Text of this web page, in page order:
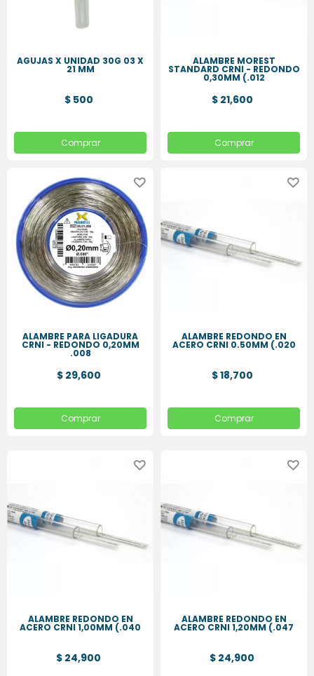
AGUJAS X UNIDAD 30G 03 X
21 MM
$ 500
Comprar
ALAMBRE MOREST
STANDARD CRNI - REDONDO
0,30MM (.012
$ 21,600
Comprar
ALAMBRE PARA LIGADURA
CRNI - REDONDO 0,20MM
.008
$ 29,600
Comprar
ALAMBRE REDONDO EN
ACERO CRNI 0.50MM (.020
$ 18,700
Comprar
ALAMBRE REDONDO EN
ACERO CRNI 1,00MM (.040
$ 24,900
ALAMBRE REDONDO EN
ACERO CRNI 1,20MM (.047
$ 24,900